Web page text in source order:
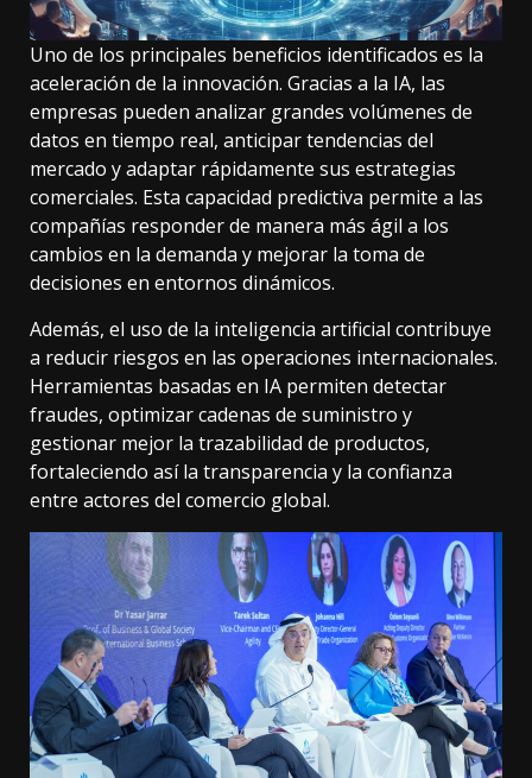
Uno de los principales beneficios identificados es la
aceleración de la innovación. Gracias a la IA, las
empresas pueden analizar grandes volúmenes de
datos en tiempo real, anticipar tendencias del
mercado y adaptar rápidamente sus estrategias
comerciales. Esta capacidad predictiva permite a las
compañías responder de manera más ágil a los
cambios en la demanda y mejorar la toma de
decisiones en entornos dinámicos.
Además, el uso de la inteligencia artificial contribuye
a reducir riesgos en las operaciones internacionales.
Herramientas basadas en IA permiten detectar
fraudes, optimizar cadenas de suministro y
gestionar mejor la trazabilidad de productos,
fortaleciendo así la transparencia y la confianza
entre actores del comercio global.